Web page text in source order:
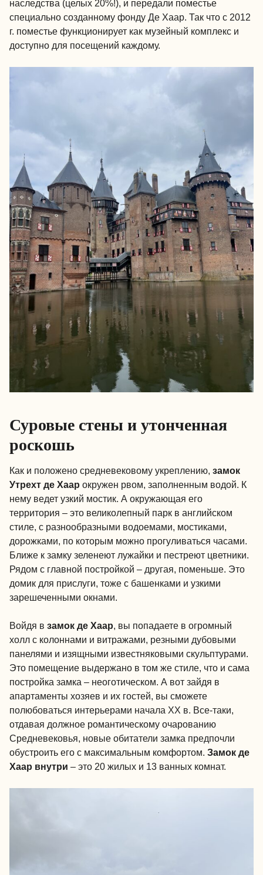
наследства (целых 20%!), и передали поместье
специально созданному фонду Де Хаар. Так что с 2012
г. поместье функционирует как музейный комплекс и
доступно для посещений каждому.
Суровые стены и утонченная
роскошь
Как и положено средневековому укреплению, замок
Утрехт де Хаар окружен рвом, заполненным водой. К
нему ведет узкий мостик. А окружающая его
территория – это великолепный парк в английском
стиле, с разнообразными водоемами, мостиками,
дорожками, по которым можно прогуливаться часами.
Ближе к замку зеленеют лужайки и пестреют цветники.
Рядом с главной постройкой – другая, поменьше. Это
домик для прислуги, тоже с башенками и узкими
зарешеченными окнами.
Войдя в замок де Хаар, вы попадаете в огромный
холл с колоннами и витражами, резными дубовыми
панелями и изящными известняковыми скульптурами.
Это помещение выдержано в том же стиле, что и сама
постройка замка – неоготическом. А вот зайдя в
апартаменты хозяев и их гостей, вы сможете
полюбоваться интерьерами начала XX в. Все-таки,
отдавая должное романтическому очарованию
Средневековья, новые обитатели замка предпочли
обустроить его с максимальным комфортом. Замок де
Хаар внутри – это 20 жилых и 13 ванных комнат.